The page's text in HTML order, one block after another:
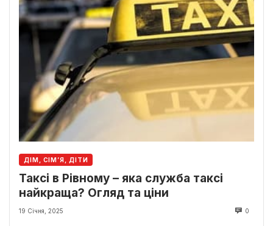
ДІМ, СІМ’Я, ДІТИ
Таксі в Рівному – яка служба таксі
найкраща? Огляд та ціни
19 Січня, 2025 0